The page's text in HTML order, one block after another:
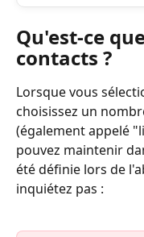
Qu'est-ce
contacts ?
Lorsque vous
choisissez un
(également appelé
pouvez maintenir
été définie lors de
inquiétez pas :